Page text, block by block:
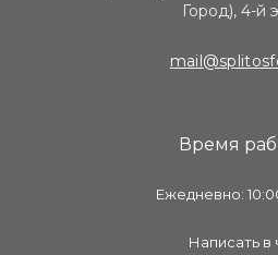
Город), 4-й
Время
Ежедневно:
Написать в